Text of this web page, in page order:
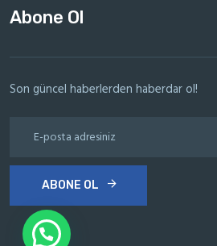
Abone Ol
Son güncel haberlerden haberdar ol!
ABONE OL